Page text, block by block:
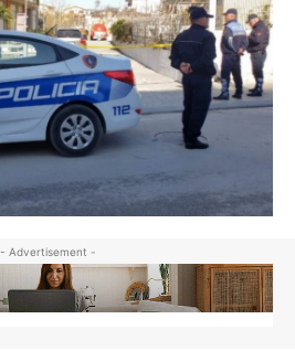
- Advertisement -